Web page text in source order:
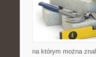
na którym można